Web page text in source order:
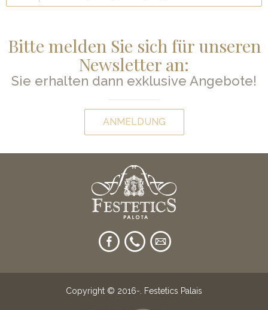
Bitte melden Sie sich für unseren
Newsletter an:
Sie erhalten dann exklusive Angebote!
ANMELDUNG
Copyright © 2016- . Festetics Palais